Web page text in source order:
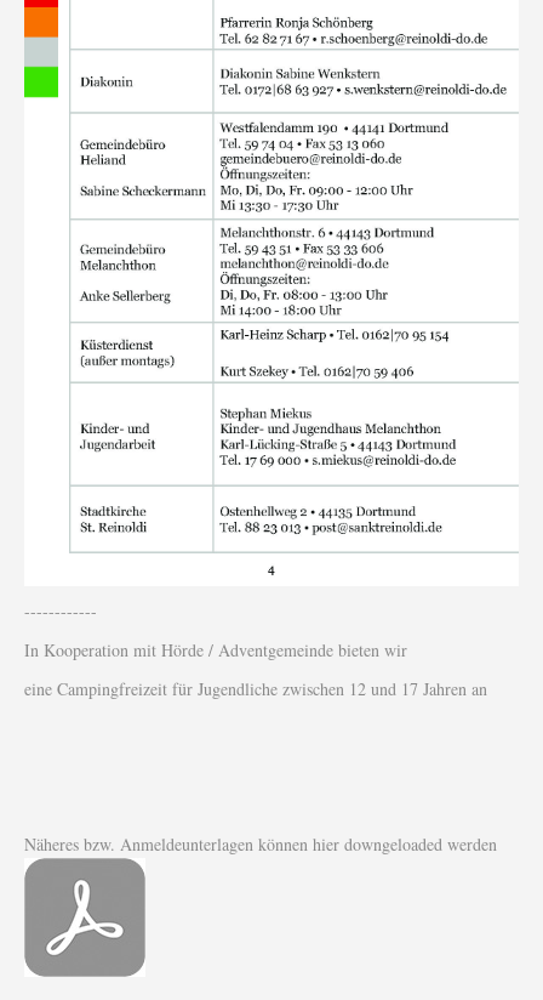
------------
In Kooperation mit Hörde / Adventgemeinde bieten wir
eine Campingfreizeit für Jugendliche zwischen 12 und 17 Jahren an
Näheres bzw. Anmeldeunterlagen können hier downgeloaded werden